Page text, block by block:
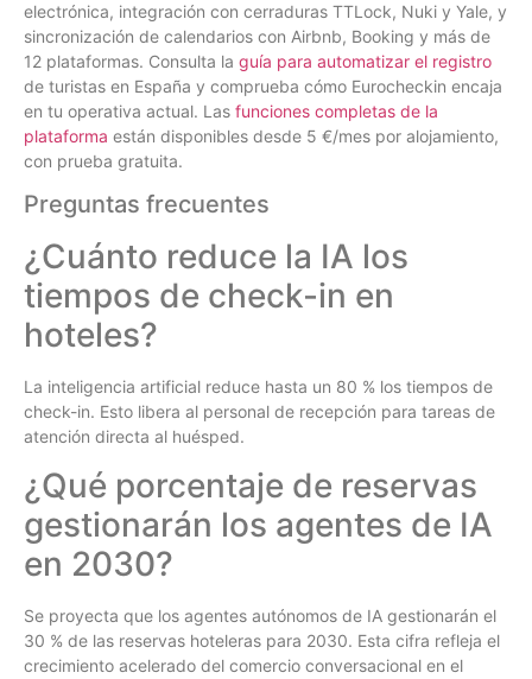
electrónica, integración con cerraduras TTLock, Nuki y Yale, y
sincronización de calendarios con Airbnb, Booking y más de
12 plataformas. Consulta la guía para automatizar el registro
de turistas en España y comprueba cómo Eurocheckin encaja
en tu operativa actual. Las funciones completas de la
plataforma están disponibles desde 5 €/mes por alojamiento,
con prueba gratuita.
Preguntas frecuentes
¿Cuánto reduce la IA los
tiempos de check-in en
hoteles?
La inteligencia artificial reduce hasta un 80 % los tiempos de
check-in. Esto libera al personal de recepción para tareas de
atención directa al huésped.
¿Qué porcentaje de reservas
gestionarán los agentes de IA
en 2030?
Se proyecta que los agentes autónomos de IA gestionarán el
30 % de las reservas hoteleras para 2030. Esta cifra refleja el
crecimiento acelerado del comercio conversacional en el